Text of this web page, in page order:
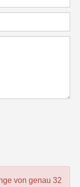
von genau 32